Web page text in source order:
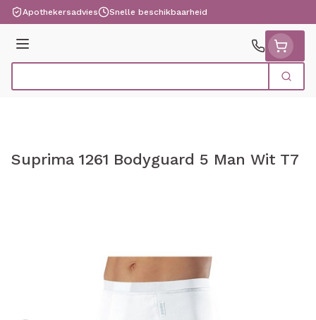
Ga naar de inhoud
Apothekersadvies Snelle beschikbaarheid
Menu
Zoek
Suprima 1261 Bodyguard 5 Man Wit T7